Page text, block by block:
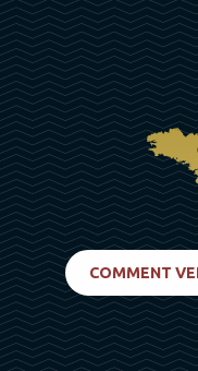
COMMENT